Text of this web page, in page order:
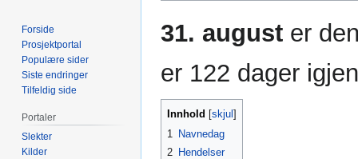
Hopp
til
Hopp
til
31. august er
er 122 dager
Innhold
1 Navnedag
2 Hendelser
Forside
Prosjektportal
Populære sider
Siste endringer
Tilfeldig side
Portaler
Slekter
Kilder